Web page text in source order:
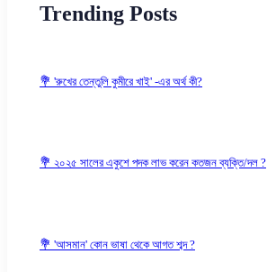
Trending Posts
💐 'রুখের তেন্তুলি কুমীরে খাই' -এর অর্থ কী?
💐 ২০২৫ সালের একুশে পদক লাভ করেন কতজন ব্যক্তি/দল ?
💐 'আসমান' কোন ভাষা থেকে আগত শব্দ ?